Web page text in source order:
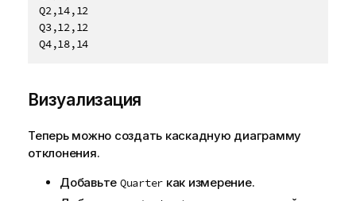
Q2,14,12
Q3,12,12
Q4,18,14
Визуализация
Теперь можно создать каскадную диаграмму
отклонения.
Добавьте Quarter как измерение.